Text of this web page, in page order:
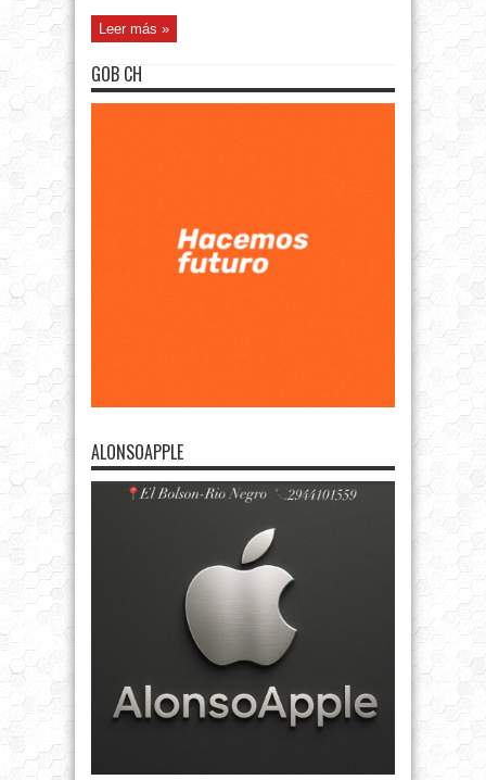
Leer más »
GOB CH
ALONSOAPPLE